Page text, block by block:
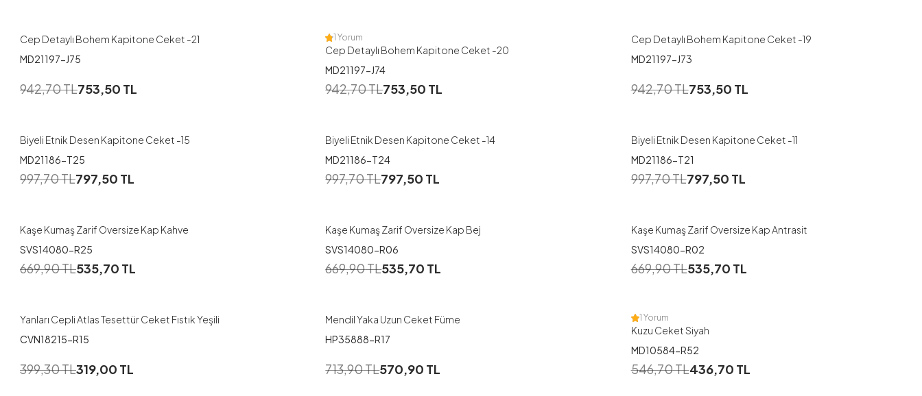
Cep Detaylı Bohem Kapitone Ceket -21
MD21197-J75
942,70TL753,50 TL
1 Yorum
Cep Detaylı Bohem Kapitone Ceket -20
MD21197-J74
942,70TL753,50 TL
Cep Detaylı Bohem Kapitone Ceket -19
MD21197-J73
942,70TL753,50 TL
Biyeli Etnik Desen Kapitone Ceket -15
MD21186-T25
997,70TL797,50 TL
Biyeli Etnik Desen Kapitone Ceket -14
MD21186-T24
997,70TL797,50 TL
Biyeli Etnik Desen Kapitone Ceket -11
MD21186-T21
997,70TL797,50 TL
Kaşe Kumaş Zarif Oversize Kap Kahve
SVS14080-R25
669,90TL535,70 TL
Kaşe Kumaş Zarif Oversize Kap Bej
SVS14080-R06
669,90TL535,70 TL
Kaşe Kumaş Zarif Oversize Kap Antrasit
SVS14080-R02
669,90TL535,70 TL
Yanları Cepli Atlas Tesettür Ceket Fıstık Yeşili
CVN18215-R15
399,30TL319,00 TL
Mendil Yaka Uzun Ceket Füme
HP35888-R17
713,90TL570,90 TL
1 Yorum
Kuzu Ceket Siyah
MD10584-R52
546,70TL436,70 TL